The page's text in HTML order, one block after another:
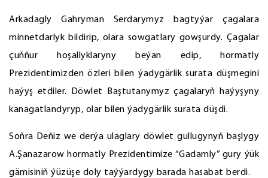
Arkadagly Gahryman Serdarymyz bagtyýar çagalara
minnetdarlyk bildirip, olara sowgatlary gowşurdy. Çagalar
çuňňur hoşallyklaryny beýan edip, hormatly
Prezidentimizden özleri bilen ýadygärlik surata düşmegini
haýyş etdiler. Döwlet Baştutanymyz çagalaryň haýyşyny
kanagatlandyryp, olar bilen ýadygärlik surata düşdi.
Soňra Deňiz we derýa ulaglary döwlet gullugynyň başlygy
A.Şanazarow hormatly Prezidentimize “Gadamly” gury ýük
gämisiniň ýüzüşe doly taýýardygy barada hasabat berdi.